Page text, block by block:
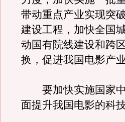
带动重点产业实现突
建设工程，加快全国
动国有院线建设和跨
换，促进我国电影产
要加快实施国家中
面提升我国电影的科